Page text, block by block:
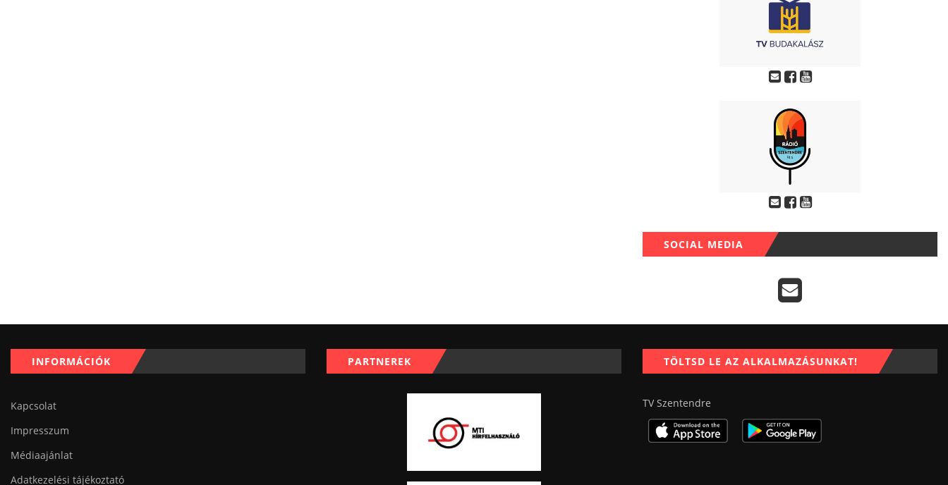
SOCIAL MEDIA
INFORMÁCIÓK
Kapcsolat
Impresszum
Médiaajánlat
Adatkezelési tájékoztató
PARTNEREK TÖLTSD LE AZ ALKALMAZÁSUNKAT!
TV Szentendre